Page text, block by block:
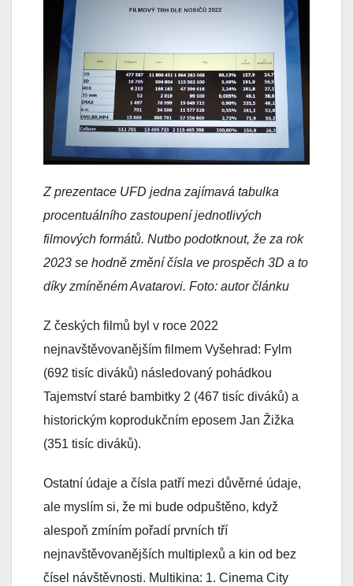
Z prezentace UFD jedna zajímavá tabulka
procentuálního zastoupení jednotlivých
filmových formátů. Nutbo podotknout, že za rok
2023 se hodně změní čísla ve prospěch 3D a to
díky zmíněném Avatarovi. Foto: autor článku
Z českých filmů byl v roce 2022
nejnavštěvovanějším filmem Vyšehrad: Fylm
(692 tisíc diváků) následovaný pohádkou
Tajemství staré bambitky 2 (467 tisíc diváků) a
historickým koprodukčním eposem Jan Žižka
(351 tisíc diváků).
Ostatní údaje a čísla patří mezi důvěrné údaje,
ale myslím si, že mi bude odpuštěno, když
alespoň zmíním pořadí prvních tří
nejnavštěvovanějších multiplexů a kin od bez
čísel návštěvnosti. Multikina: 1. Cinema City